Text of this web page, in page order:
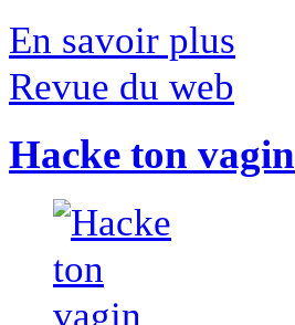
En savoir plus
Revue du web
Hacke ton vagin